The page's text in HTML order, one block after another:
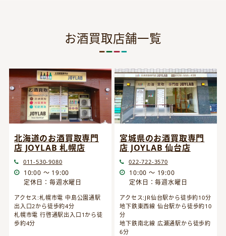
お酒買取店舗一覧
北海道のお酒買取専門
店 JOYLAB 札幌店
011-530-9080
10:00 ～ 19:00
定休日：毎週水曜日
アクセス:札幌市電 中島公園通駅
出入口2から徒歩約4分
札幌市電 行啓通駅出入口1から徒
歩約4分
宮城県のお酒買取専門
店 JOYLAB 仙台店
022-722-3570
10:00 ～ 19:00
定休日：毎週水曜日
アクセス:JR仙台駅から徒歩約10分
地下鉄東西線 仙台駅から徒歩約10
分
地下鉄南北線 広瀬通駅から徒歩約
6分